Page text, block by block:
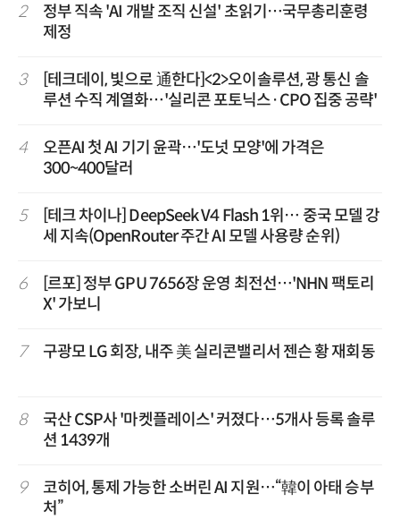
2
정부 직속 'AI 개발 조직 신설' 초읽기…국무총리훈령
제정
3
[테크데이, 빛으로 通한다]<2>오이솔루션, 광 통신 솔
루션 수직 계열화…'실리콘 포토닉스·CPO 집중 공략'
4
오픈AI 첫 AI 기기 윤곽…'도넛 모양'에 가격은
300~400달러
5
[테크 차이나] DeepSeek V4 Flash 1위… 중국 모델 강
세 지속(OpenRouter 주간 AI 모델 사용량 순위)
6
[르포] 정부 GPU 7656장 운영 최전선…'NHN 팩토리
X' 가보니
7 구광모 LG 회장, 내주 美 실리콘밸리서 젠슨 황 재회동
8
국산 CSP사 '마켓플레이스' 커졌다…5개사 등록 솔루
션 1439개
9
코히어, 통제 가능한 소버린 AI 지원…“韓이 아태 승부
처”